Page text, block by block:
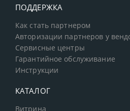
ПОДДЕРЖКА
Как стать партнером
Авторизации партнеров у
Сервисные центры
Гарантийное обслуживание
Инструкции
КАТАЛОГ
Витрина